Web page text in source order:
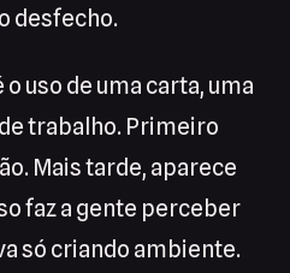
desfecho.
uso de uma carta, uma
trabalho. Primeiro
Mais tarde, aparece
faz a gente perceber
só criando ambiente.